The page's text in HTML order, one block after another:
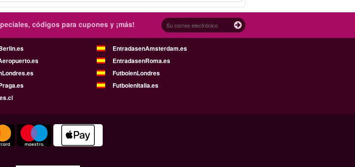
códigos para cupones y ¡más!
EntradasenAmsterdam.es
EntradasenRoma.es
FutbolenLondres
FutbolenItalia.es